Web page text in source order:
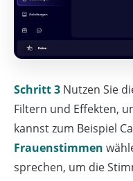
Schritt 3 Nutzen Sie
Filtern und Effekten,
kannst zum Beispiel
Frauenstimmen
sprechen, um die